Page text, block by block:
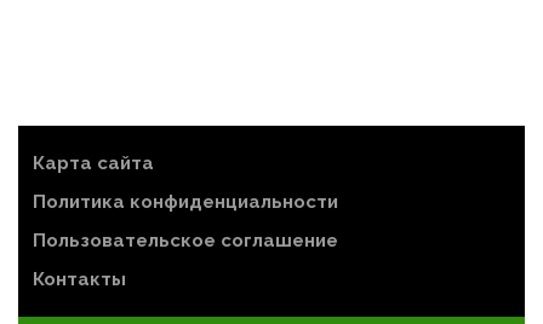
Карта сайта
Политика конфиденциальности
Пользовательское соглашение
Контакты